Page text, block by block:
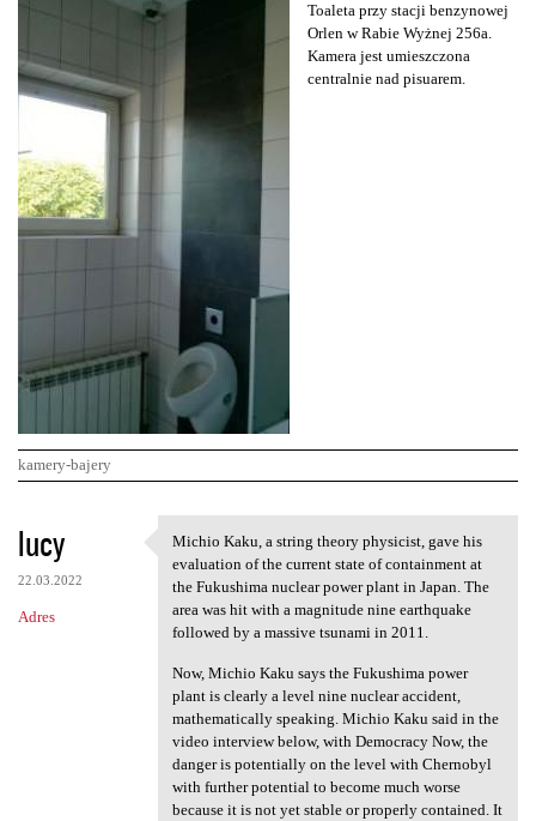
Toaleta przy stacji benzynowej
Orlen w Rabie Wyżnej 256a.
Kamera jest umieszczona
centralnie nad pisuarem.
kamery-bajery
K
o
m
e
lucy
22.03.2022
Adres
Michio Kaku, a string theory
Michio Kaku, a string theory physicist, gave his
evaluation of the current state of containment at
the Fukushima nuclear power plant in Japan. The
area was hit with a magnitude nine earthquake
followed by a massive tsunami in 2011.
Now, Michio Kaku says the Fukushima power
plant is clearly a level nine nuclear accident,
mathematically speaking. Michio Kaku said in the
video interview below, with Democracy Now, the
danger is potentially on the level with Chernobyl
with further potential to become much worse
because it is not yet stable or properly contained. It